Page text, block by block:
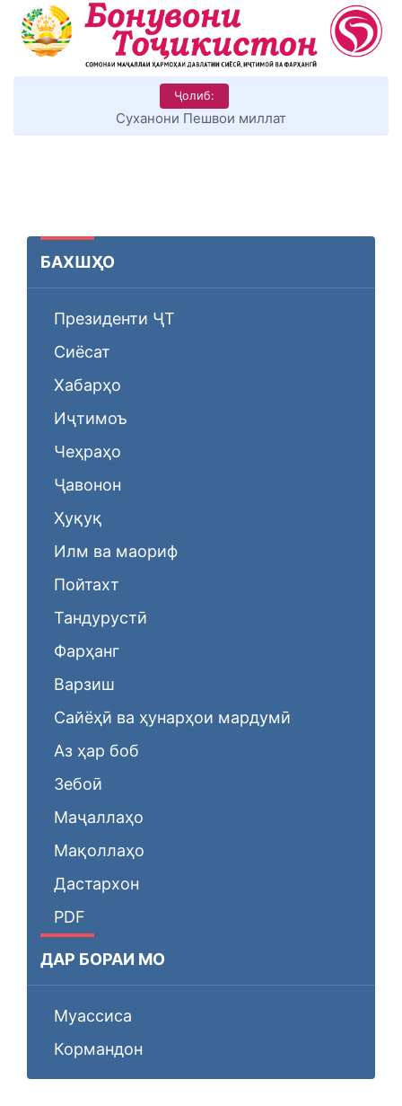
Ҷолиб:
КИТОБХОНИРО ДАР ХУД ТАШАККУЛ
БАХШҲО
Президенти ҶТ
Сиёсат
Хабарҳо
Иҷтимоъ
Чеҳраҳо
Ҷавонон
Ҳуқуқ
Илм ва маориф
Пойтахт
Тандурустӣ
Фарҳанг
Варзиш
Сайёҳӣ ва ҳунарҳои мардумӣ
Аз ҳар боб
Зебоӣ
Маҷаллаҳо
Мақоллаҳо
Дастархон
PDF
ДАР БОРАИ МО
Муассиса
Кормандон